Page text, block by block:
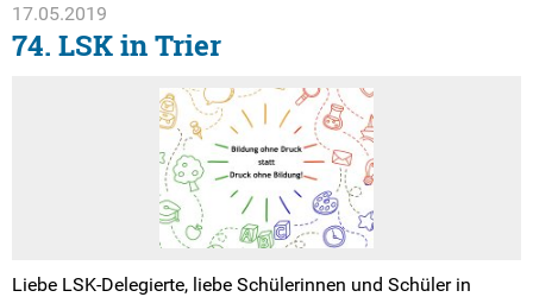
17.05.2019
74. LSK in Trier
Liebe LSK-Delegierte, liebe Schülerinnen und Schüler in